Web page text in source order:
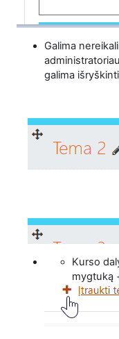
Galima
galima
Kurso
mygtuką